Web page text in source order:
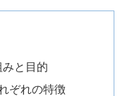
と目的
ぞれの特徴